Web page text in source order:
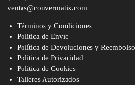
ventas@convermatix.com
Términos y Condiciones
Política de Envío
Política de Devoluciones y Reembolso
Política de Privacidad
Política de Cookies
Talleres Autorizados